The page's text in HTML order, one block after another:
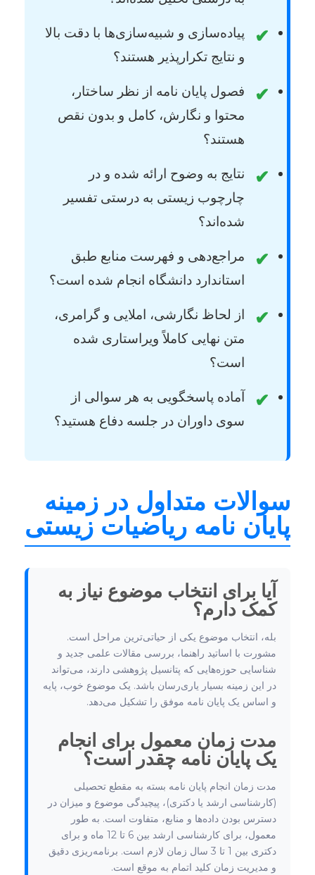
✔
پیاده‌سازی و شبیه‌سازی‌ها با دقت بالا
و نتایج تکرارپذیر هستند؟
✔
فصول پایان نامه از نظر ساختار،
محتوا و نگارش، کامل و بدون نقص
هستند؟
✔
نتایج به وضوح ارائه شده و در
چارچوب زیستی به درستی تفسیر
شده‌اند؟
✔
مراجع‌دهی و فهرست منابع طبق
استاندارد دانشگاه انجام شده است؟
✔
از لحاظ نگارشی، املایی و گرامری،
متن نهایی کاملاً ویراستاری شده
است؟
✔
آماده پاسخگویی به هر سوالی از
سوی داوران در جلسه دفاع هستید؟
سوالات متداول در زمینه
پایان نامه ریاضیات زیستی
آیا برای انتخاب موضوع نیاز به
کمک دارم؟
بله، انتخاب موضوع یکی از حیاتی‌ترین مراحل است.
مشورت با اساتید راهنما، بررسی مقالات علمی جدید و
شناسایی حوزه‌هایی که پتانسیل پژوهشی دارند، می‌تواند
در این زمینه بسیار یاری‌رسان باشد. یک موضوع خوب، پایه
و اساس یک پایان نامه موفق را تشکیل می‌دهد.
مدت زمان معمول برای انجام
یک پایان نامه چقدر است؟
مدت زمان انجام پایان نامه بسته به مقطع تحصیلی
(کارشناسی ارشد یا دکتری)، پیچیدگی موضوع و میزان در
دسترس بودن داده‌ها و منابع، متفاوت است. به طور
معمول، برای کارشناسی ارشد بین 6 تا 12 ماه و برای
دکتری بین 1 تا 3 سال زمان لازم است. برنامه‌ریزی دقیق
و مدیریت زمان کلید اتمام به موقع است.